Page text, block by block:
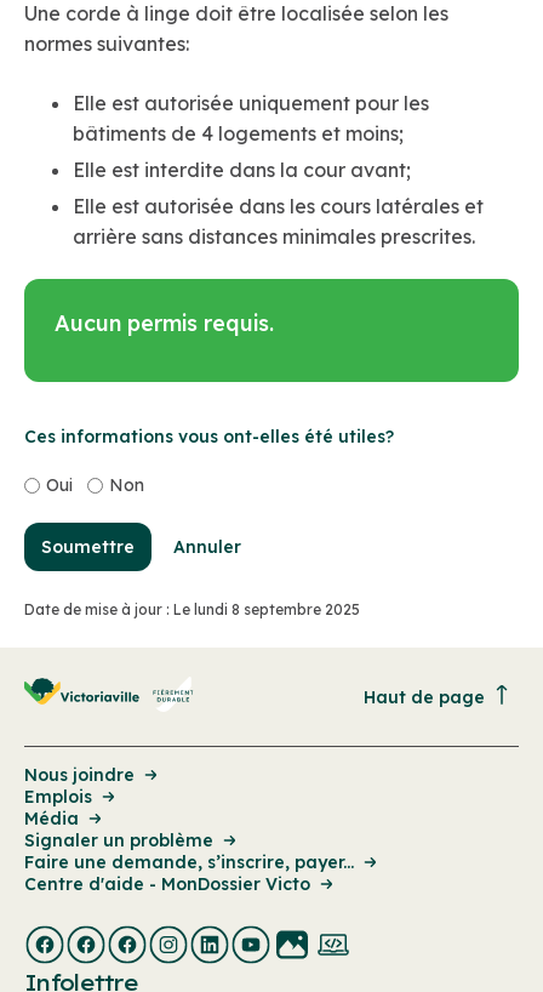
Une corde à linge doit être localisée selon les
normes suivantes:
Elle est autorisée uniquement pour les
bâtiments de 4 logements et moins;
Elle est interdite dans la cour avant;
Elle est autorisée dans les cours latérales et
arrière sans distances minimales prescrites.
Aucun permis requis.
Ces informations vous ont-elles été utiles?
Oui Non
Soumettre Annuler
Date de mise à jour : Le lundi 8 septembre 2025
Haut de page
Nous joindre
Emplois
Média
Signaler un problème
Faire une demande, s’inscrire, payer...
Centre d'aide - MonDossier Victo
Infolettre